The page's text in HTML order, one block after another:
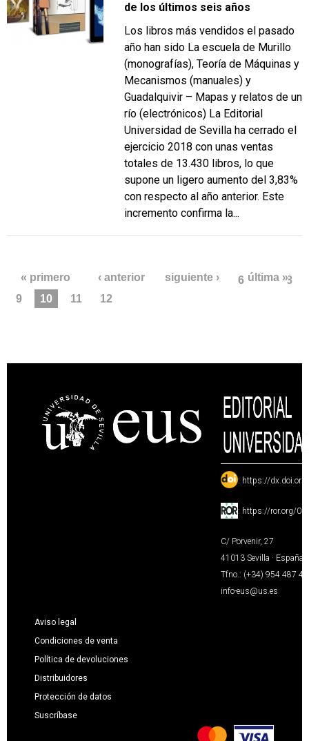
de los últimos seis años
Los libros más vendidos el pasado
año han sido La escuela de Murillo
(monografías), Teoría de Máquinas y
Mecanismos (manuales) y
Guadalquivir – Mapas y relatos de un
río (electrónicos) La Editorial
Universidad de Sevilla ha cerrado el
ejercicio 2018 con unas ventas
totales de 13.430 libros, lo que
supone un ligero aumento del 3,83%
con respecto al año anterior. Este
incremento confirma la...
« primero ‹ anterior … 4 5 6 7
8
9
10 11 12
siguiente › última »
: https://
: https://ror.org/
C/ Porvenir, 27
41013 Sevilla · España
Tfno.: (+34) 954 487
info-eus@us.es
Aviso legal
Condiciones de venta
Política de devoluciones
Distribuidores
Protección de datos
Suscríbase